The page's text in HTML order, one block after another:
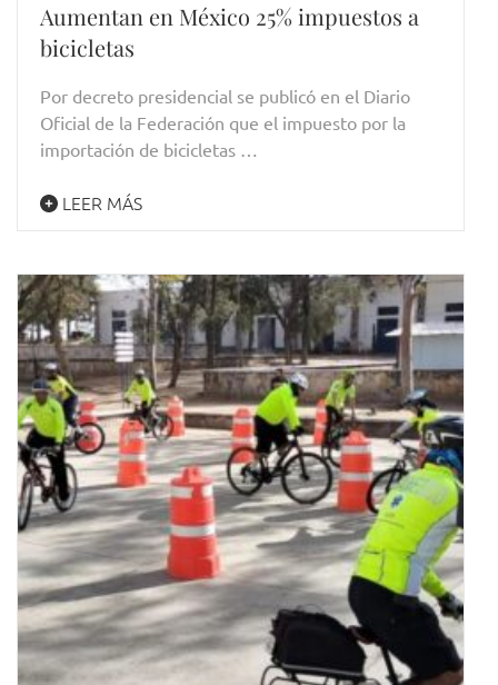
Aumentan en México 25% impuestos a
bicicletas
Por decreto presidencial se publicó en el Diario
Oficial de la Federación que el impuesto por la
importación de bicicletas …
LEER MÁS